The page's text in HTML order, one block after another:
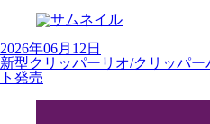
2026年06月12日
新型クリッパーリオ/クリッパ
ト発売